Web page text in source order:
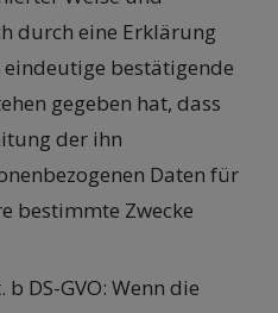
durch eine Erklärung
bestätigende
gegeben hat, dass
der ihn
Daten für
bestimmte Zwecke
b DS-GVO: Wenn die